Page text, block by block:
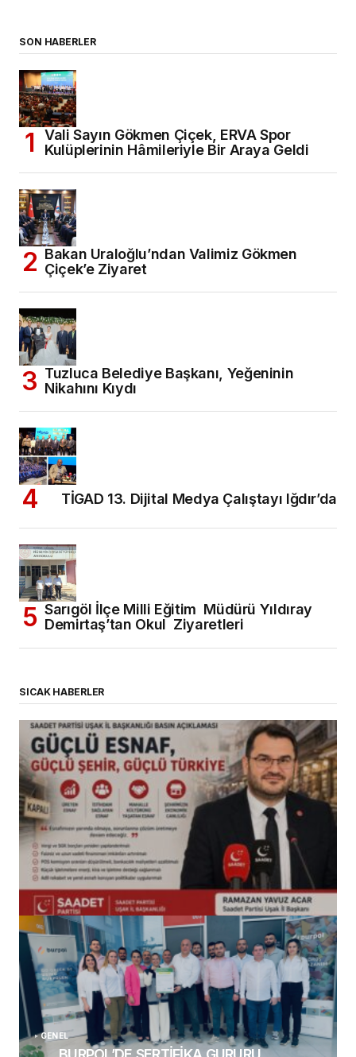
SON HABERLER
Vali Sayın Gökmen Çiçek, ERVA Spor
Kulüplerinin Hâmileriyle Bir Araya Geldi
Bakan Uraloğlu’ndan Valimiz Gökmen
Çiçek’e Ziyaret
Tuzluca Belediye Başkanı, Yeğeninin
Nikahını Kıydı
TİGAD 13. Dijital Medya Çalıştayı Iğdır’da
Sarıgöl İlçe Milli Eğitim Müdürü Yıldıray
Demirtaş’tan Okul Ziyaretleri
SICAK HABERLER
(başlıksız)
Alaattin Karahan tarafından 14/07/2026
GENEL